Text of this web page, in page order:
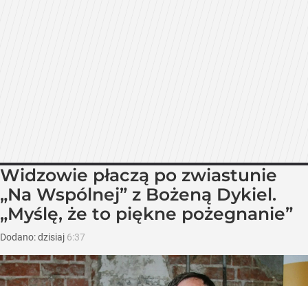
Widzowie płaczą po zwiastunie
„Na Wspólnej” z Bożeną Dykiel.
„Myślę, że to piękne pożegnanie”
Dodano:dzisiaj 6:37